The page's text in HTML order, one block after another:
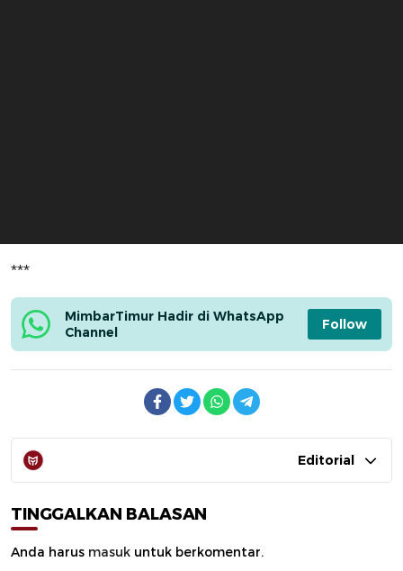
***
MimbarTimur Hadir di WhatsApp
Channel
Follow
Editorial
TINGGALKAN BALASAN
Anda harus masuk untuk berkomentar.